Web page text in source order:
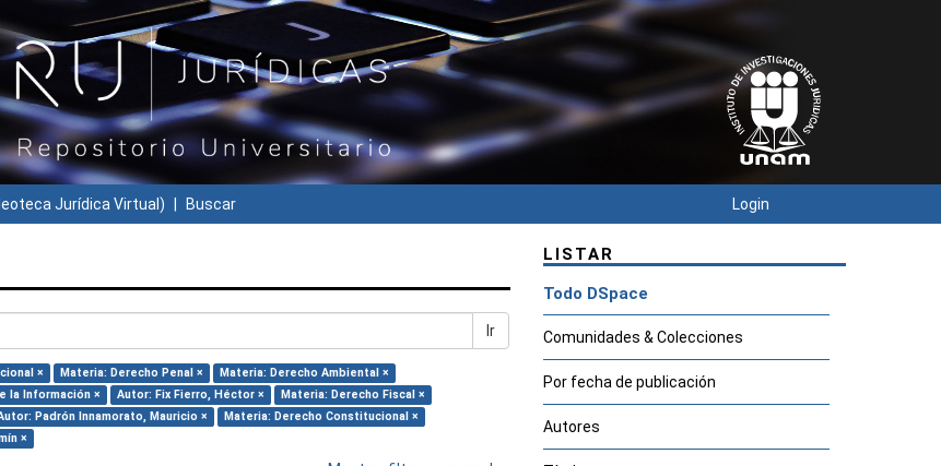
Jurídica Virtual) Buscar Login
Ir
× Materia: Derecho Penal ×
Materia: Derecho Ambiental ×
la Información × Autor: Fix Fierro, Héctor ×
Materia: Derecho Fiscal ×
Padrón Innamorato, Mauricio ×
Materia: Derecho Constitucional ×
×
LISTAR
Todo DSpace
Comunidades & Colecciones
Por fecha de publicación
Autores